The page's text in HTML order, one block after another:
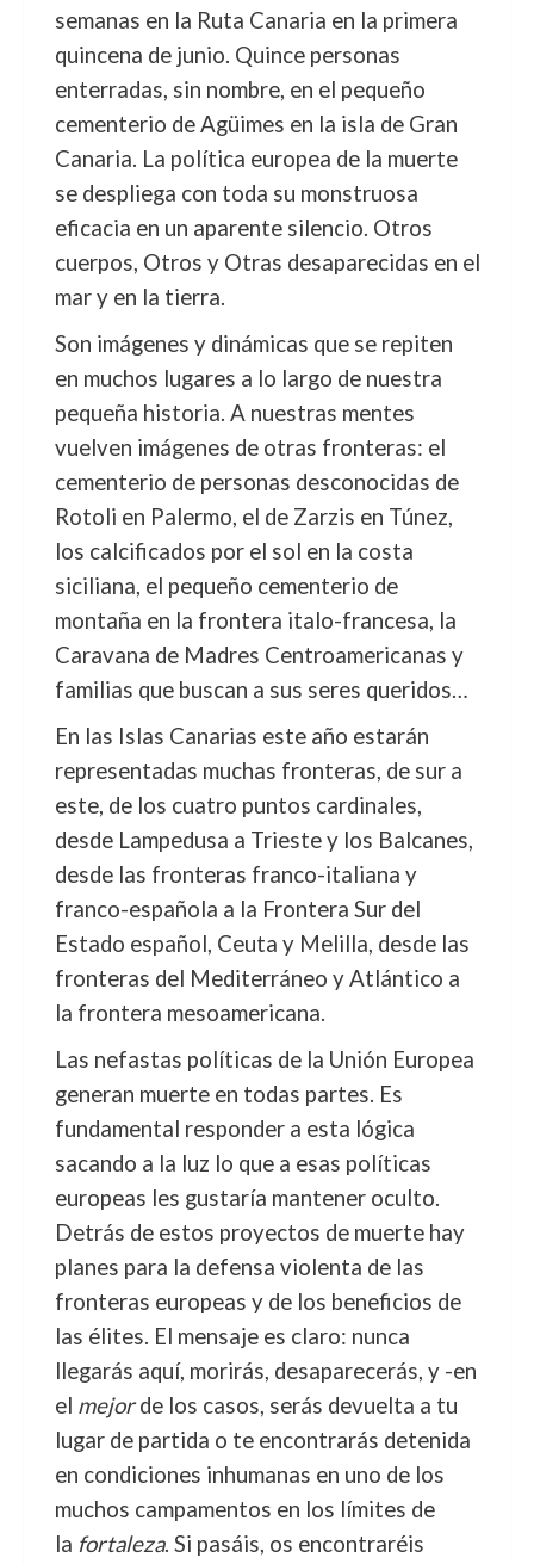
semanas en la Ruta Canaria en la primera
quincena de junio. Quince personas
enterradas, sin nombre, en el pequeño
cementerio de Agüimes en la isla de Gran
Canaria. La política europea de la muerte
se despliega con toda su monstruosa
eficacia en un aparente silencio. Otros
cuerpos, Otros y Otras desaparecidas en el
mar y en la tierra.
Son imágenes y dinámicas que se repiten
en muchos lugares a lo largo de nuestra
pequeña historia. A nuestras mentes
vuelven imágenes de otras fronteras: el
cementerio de personas desconocidas de
Rotoli en Palermo, el de Zarzis en Túnez,
los calcificados por el sol en la costa
siciliana, el pequeño cementerio de
montaña en la frontera italo-francesa, la
Caravana de Madres Centroamericanas y
familias que buscan a sus seres queridos…
En las Islas Canarias este año estarán
representadas muchas fronteras, de sur a
este, de los cuatro puntos cardinales,
desde Lampedusa a Trieste y los Balcanes,
desde las fronteras franco-italiana y
franco-española a la Frontera Sur del
Estado español, Ceuta y Melilla, desde las
fronteras del Mediterráneo y Atlántico a
la frontera mesoamericana.
Las nefastas políticas de la Unión Europea
generan muerte en todas partes. Es
fundamental responder a esta lógica
sacando a la luz lo que a esas políticas
europeas les gustaría mantener oculto.
Detrás de estos proyectos de muerte hay
planes para la defensa violenta de las
fronteras europeas y de los beneficios de
las élites. El mensaje es claro: nunca
llegarás aquí, morirás, desaparecerás, y -en
el mejorde los casos, serás devuelta a tu
lugar de partida o te encontrarás detenida
en condiciones inhumanas en uno de los
muchos campamentos en los límites de
la fortaleza. Si pasáis, os encontraréis